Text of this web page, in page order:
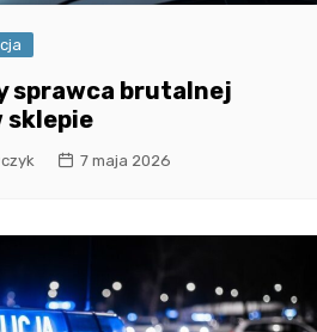
sprawca brutalnej
sklepie
7 maja 2026